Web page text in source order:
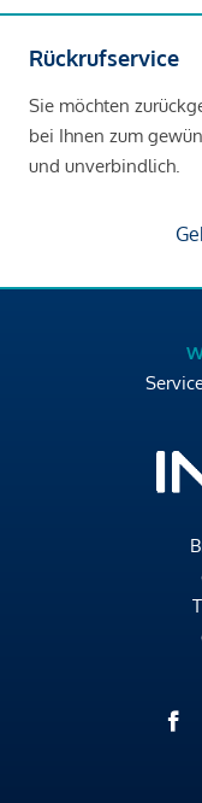
Rückrufservice
Sie möchten
bei Ihnen zum
und unverbindlich.
T